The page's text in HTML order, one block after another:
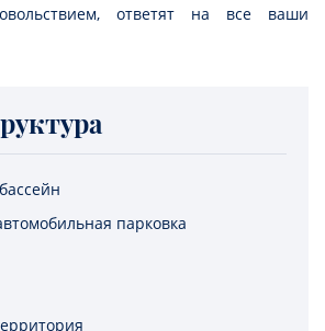
ответят на все ваши
парковка